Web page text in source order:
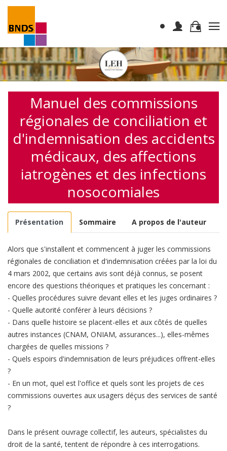
Manuel des commissions
régionales de conciliation et
d'indemnisation des accidents
médicaux, des affections
iatrogènes et des infections
nosocomiales
Présentation Sommaire A propos de l'auteur
Alors que s'installent et commencent à juger les commissions
régionales de conciliation et d'indemnisation créées par la loi du
4 mars 2002, que certains avis sont déjà connus, se posent
encore des questions théoriques et pratiques les concernant :
- Quelles procédures suivre devant elles et les juges ordinaires ?
- Quelle autorité conférer à leurs décisions ?
- Dans quelle histoire se placent-elles et aux côtés de quelles
autres instances (CNAM, ONIAM, assurances...), elles-mêmes
chargées de quelles missions ?
- Quels espoirs d'indemnisation de leurs préjudices offrent-elles
?
- En un mot, quel est l'office et quels sont les projets de ces
commissions ouvertes aux usagers déçus des services de santé
?
Dans le présent ouvrage collectif, les auteurs, spécialistes du
droit de la santé, tentent de répondre à ces interrogations.